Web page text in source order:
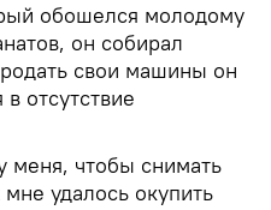
обошелся молодому
он собирал
свои машины он
отсутствие
меня, чтобы снимать
удалось окупить